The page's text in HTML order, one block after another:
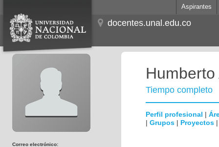
Aspirantes
docentes.unal.edu.co
Correo electrónico:
Tiempo completo
Perfil profesional |
| Grupos | Proyectos